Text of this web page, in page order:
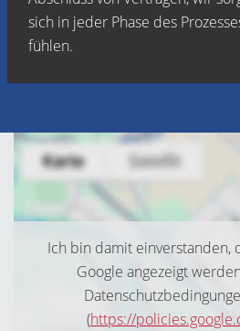
sich in jeder Phase des
fühlen.
Ich bin damit einverstanden,
Google angezeigt
(https://